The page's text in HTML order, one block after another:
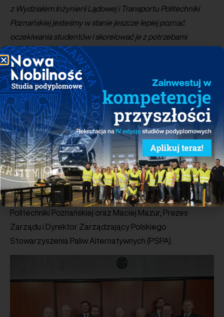
z Wydziałem Inżynierii Lądowej i Transportu Politechniki
Poznańskiej jesteśmy w stanie jeszcze lepiej poznać
oczekiwania studentów i skorelować je z potrzebami
pracodawców z sektora e-mobilności
Mazur, dyrektor zarządzający Polskiego
Stowarzyszenia Paliw Alternatywnych.
Dzięki porozumieniu możliwe będzie również
organizowanie wspólnych seminariów, sympozjów,
szkoleń i konferencji naukowo-technicznych
oraz włączenie Wydziału w projekty pilotażowe
realizowane przez PSPA z podmiotami branżowymi.
Dokument o stałej współpracy badawczo-rozwojowej
i dydaktycznej podpisali prof. dr hab. Inż. Jacek Pielecha,
Dziekan Wydziału Inżynierii Lądowej i Transportu
Politechniki Poznańskiej oraz Maciej Mazur, Prezes
Zarządu i Dyrektor Zarządzający Polskiego
Stowarzyszenia Paliw Alternatywnych (PSPA).